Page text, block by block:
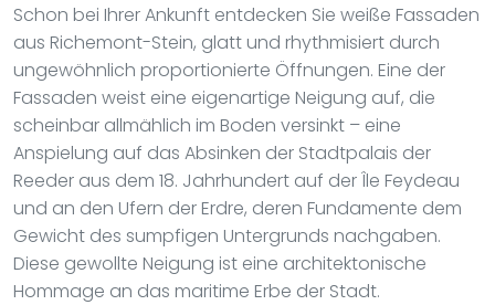
Schon bei Ihrer Ankunft entdecken Sie weiße Fassaden
aus Richemont-Stein, glatt und rhythmisiert durch
ungewöhnlich proportionierte Öffnungen. Eine der
Fassaden weist eine eigenartige Neigung auf, die
scheinbar allmählich im Boden versinkt – eine
Anspielung auf das Absinken der Stadtpalais der
Reeder aus dem 18. Jahrhundert auf der Île Feydeau
und an den Ufern der Erdre, deren Fundamente dem
Gewicht des sumpfigen Untergrunds nachgaben.
Diese gewollte Neigung ist eine architektonische
Hommage an das maritime Erbe der Stadt.